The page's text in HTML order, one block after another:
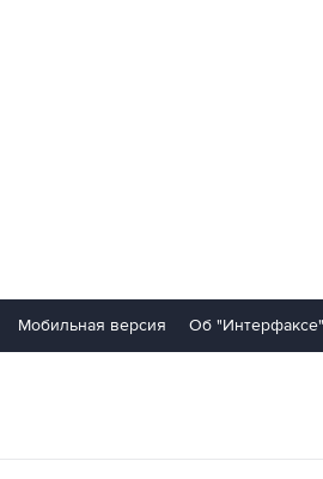
Мобильная версия Об "Интерфаксе"